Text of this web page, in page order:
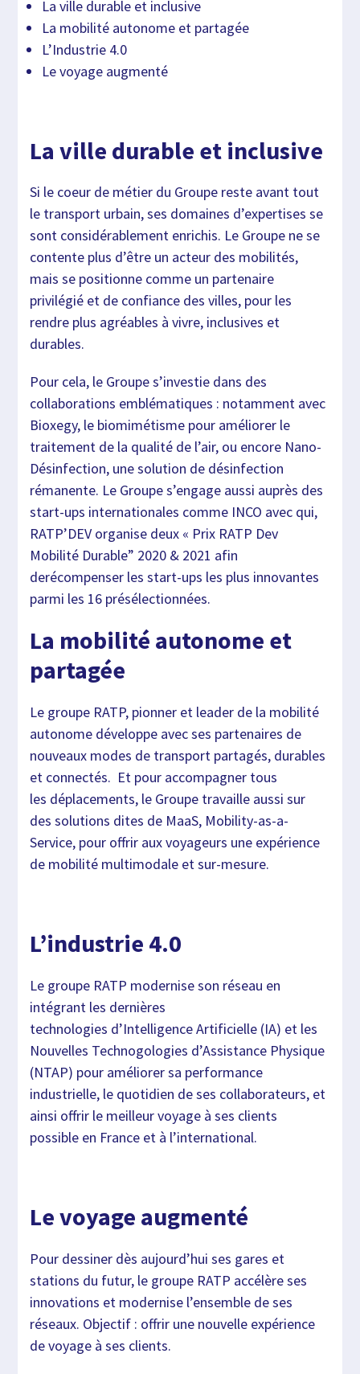
La ville durable et inclusive
La mobilité autonome et partagée
L’Industrie 4.0
Le voyage augmenté
La ville durable et inclusive
Si le coeur de métier du Groupe reste avant tout
le transport urbain, ses domaines d’expertises se
sont considérablement enrichis. Le Groupe ne se
contente plus d’être un acteur des mobilités,
mais se positionne comme un partenaire
privilégié et de confiance des villes, pour les
rendre plus agréables à vivre, inclusives et
durables.
Pour cela, le Groupe s’investie dans des
collaborations emblématiques : notamment avec
Bioxegy, le biomimétisme pour améliorer le
traitement de la qualité de l’air, ou encore Nano-
Désinfection, une solution de désinfection
rémanente. Le Groupe s’engage aussi auprès des
start-ups internationales comme INCO avec qui,
RATP’DEV organise deux « Prix RATP Dev
Mobilité Durable” 2020 & 2021 afin
derécompenser les start-ups les plus innovantes
parmi les 16 présélectionnées.
La mobilité autonome et
partagée
Le groupe RATP, pionner et leader de la mobilité
autonome développe avec ses partenaires de
nouveaux modes de transport partagés, durables
et connectés. Et pour accompagner tous
les déplacements, le Groupe travaille aussi sur
des solutions dites de MaaS, Mobility-as-a-
Service, pour offrir aux voyageurs une expérience
de mobilité multimodale et sur-mesure.
L’industrie 4.0
Le groupe RATP modernise son réseau en
intégrant les dernières
technologies d’Intelligence Artificielle (IA) et les
Nouvelles Technogologies d’Assistance Physique
(NTAP) pour améliorer sa performance
industrielle, le quotidien de ses collaborateurs, et
ainsi offrir le meilleur voyage à ses clients
possible en France et à l’international.
Le voyage augmenté
Pour dessiner dès aujourd’hui ses gares et
stations du futur, le groupe RATP accélère ses
innovations et modernise l’ensemble de ses
réseaux. Objectif : offrir une nouvelle expérience
de voyage à ses clients.